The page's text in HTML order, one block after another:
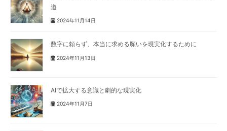
道
2024年11月14日
数字に頼らず、本当に求める願いを現実化するために
2024年11月13日
AIで拡大する意識と劇的な現実化
2024年11月7日